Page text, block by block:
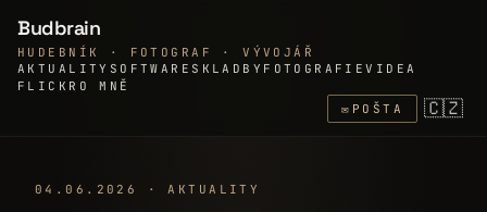
Budbrain
HUDEBNÍK · FOTOGRAF · VÝVOJÁŘ
AKTUALITY SOFTWARE SKLADBY FOTOGRAFIEVIDEA
FLICKR O MNĚ
✉ POŠTA 🇨🇿
04.06.2026 · AKTUALITY